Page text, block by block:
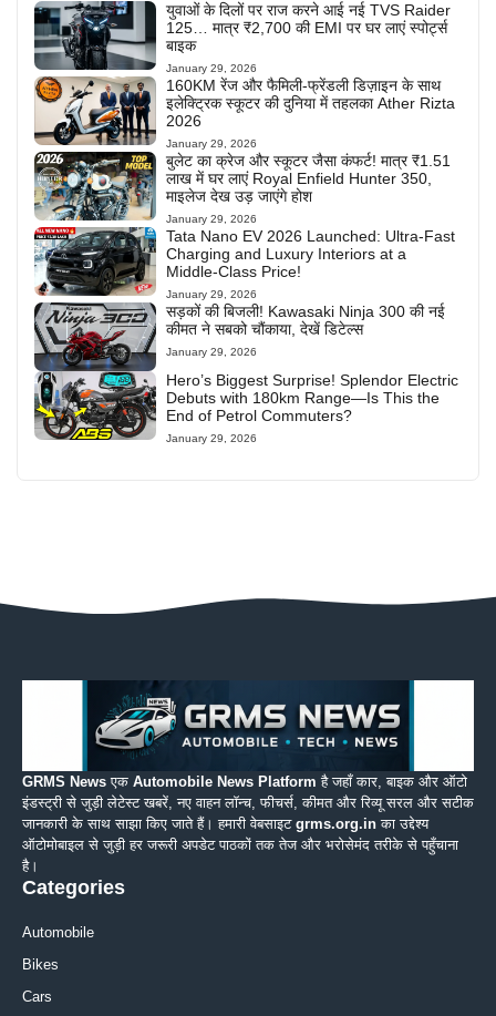
युवाओं के दिलों पर राज करने आई नई TVS Raider
125… मात्र ₹2,700 की EMI पर घर लाएं स्पोर्ट्स
बाइक
January 29, 2026
160KM रेंज और फैमिली-फ्रेंडली डिज़ाइन के साथ
इलेक्ट्रिक स्कूटर की दुनिया में तहलका Ather Rizta
2026
January 29, 2026
बुलेट का क्रेज और स्कूटर जैसा कंफर्ट! मात्र ₹1.51
लाख में घर लाएं Royal Enfield Hunter 350,
माइलेज देख उड़ जाएंगे होश
January 29, 2026
Tata Nano EV 2026 Launched: Ultra-Fast
Charging and Luxury Interiors at a
Middle-Class Price!
January 29, 2026
सड़कों की बिजली! Kawasaki Ninja 300 की नई
कीमत ने सबको चौंकाया, देखें डिटेल्स
January 29, 2026
Hero’s Biggest Surprise! Splendor Electric
Debuts with 180km Range—Is This the
End of Petrol Commuters?
January 29, 2026
GRMS News एक Automobile News Platform है जहाँ कार, बाइक और ऑटो
इंडस्ट्री से जुड़ी लेटेस्ट खबरें, नए वाहन लॉन्च, फीचर्स, कीमत और रिव्यू सरल और सटीक
जानकारी के साथ साझा किए जाते हैं। हमारी वेबसाइट grms.org.in का उद्देश्य
ऑटोमोबाइल से जुड़ी हर जरूरी अपडेट पाठकों तक तेज और भरोसेमंद तरीके से पहुँचाना
है।
Categories
Automobile
Bikes
Cars